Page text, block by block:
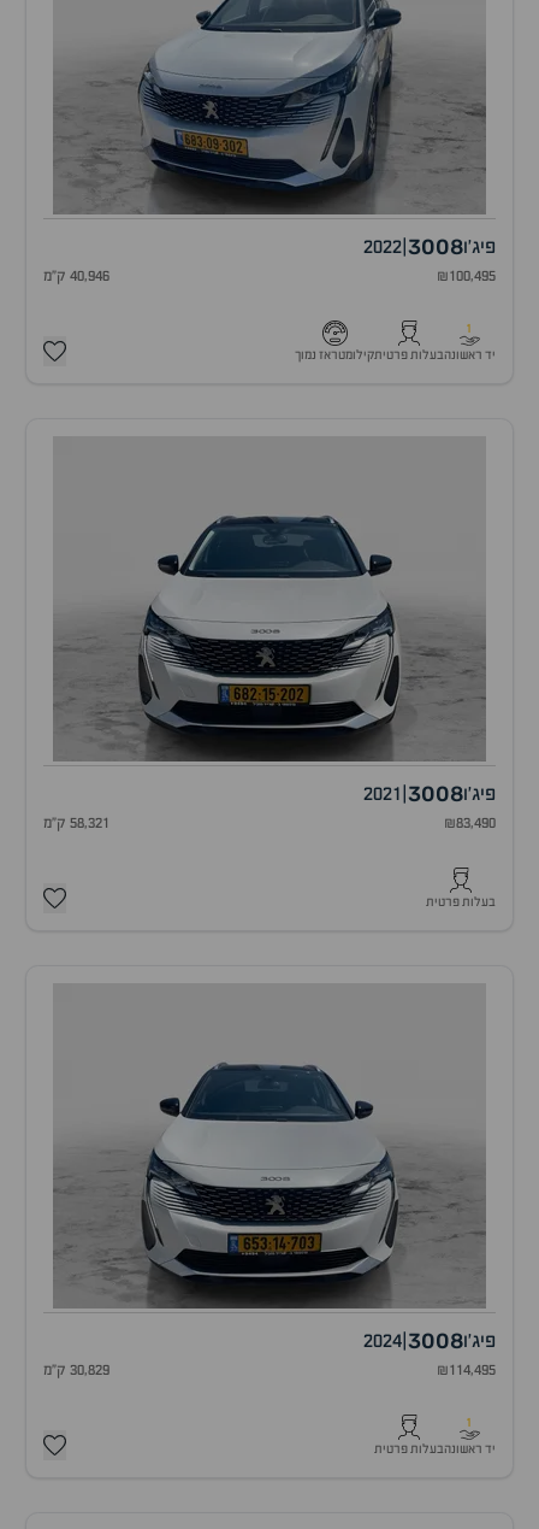
פיג'ו3008
2022
₪100,495 40,946 ק"מ
1
יד ראשונהבעלות פרטיתקילומטראז נמוך
פיג'ו3008
2021
₪83,490 58,321 ק"מ
בעלות פרטית
פיג'ו3008
2024
₪114,495 30,829 ק"מ
1
יד ראשונהבעלות פרטית